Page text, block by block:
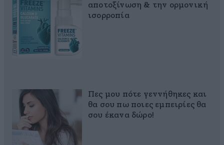
αποτοξίνωση & την ορμονική
ισορροπία
Πες μου πότε γεννήθηκες και
θα σου πω ποιες εμπειρίες θα
σου έκανα δώρο!